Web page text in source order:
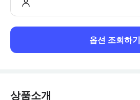
옵션 조회하기
상품소개